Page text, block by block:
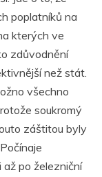
poplatníků na
kterých ve
zdůvodnění
než stát.
všechno
soukromý
záštitou byly
až po železniční